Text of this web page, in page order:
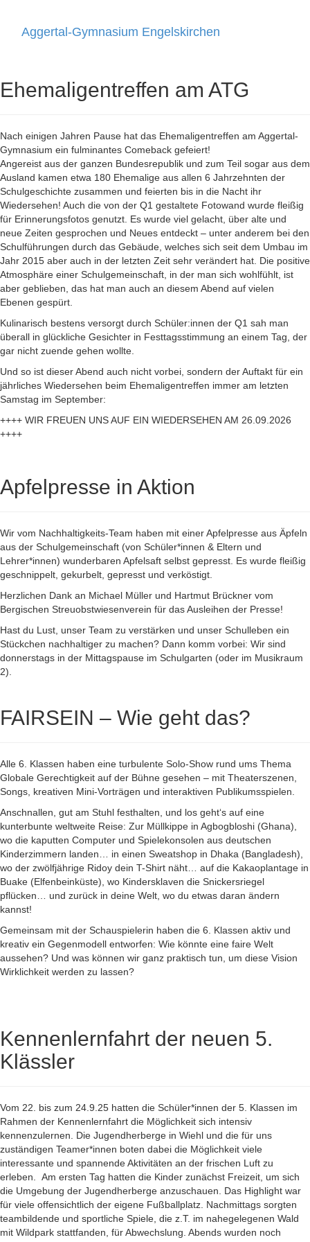
Aggertal-Gymnasium Engelskirchen
Ehemaligentreffen am ATG
Nach einigen Jahren Pause hat das Ehemaligentreffen am Aggertal-
Gymnasium ein fulminantes Comeback gefeiert!
Angereist aus der ganzen Bundesrepublik und zum Teil sogar aus dem
Ausland kamen etwa 180 Ehemalige aus allen 6 Jahrzehnten der
Schulgeschichte zusammen und feierten bis in die Nacht ihr
Wiedersehen! Auch die von der Q1 gestaltete Fotowand wurde fleißig
für Erinnerungsfotos genutzt. Es wurde viel gelacht, über alte und
neue Zeiten gesprochen und Neues entdeckt – unter anderem bei den
Schulführungen durch das Gebäude, welches sich seit dem Umbau im
Jahr 2015 aber auch in der letzten Zeit sehr verändert hat. Die positive
Atmosphäre einer Schulgemeinschaft, in der man sich wohlfühlt, ist
aber geblieben, das hat man auch an diesem Abend auf vielen
Ebenen gespürt.
Kulinarisch bestens versorgt durch Schüler:innen der Q1 sah man
überall in glückliche Gesichter in Festtagsstimmung an einem Tag, der
gar nicht zuende gehen wollte.
Und so ist dieser Abend auch nicht vorbei, sondern der Auftakt für ein
jährliches Wiedersehen beim Ehemaligentreffen immer am letzten
Samstag im September:
++++ WIR FREUEN UNS AUF EIN WIEDERSEHEN AM 26.09.2026
++++
Apfelpresse in Aktion
Wir vom Nachhaltigkeits-Team haben mit einer Apfelpresse aus Äpfeln
aus der Schulgemeinschaft (von Schüler*innen & Eltern und
Lehrer*innen) wunderbaren Apfelsaft selbst gepresst. Es wurde fleißig
geschnippelt, gekurbelt, gepresst und verköstigt.
Herzlichen Dank an Michael Müller und Hartmut Brückner vom
Bergischen Streuobstwiesenverein für das Ausleihen der Presse!
Hast du Lust, unser Team zu verstärken und unser Schulleben ein
Stückchen nachhaltiger zu machen? Dann komm vorbei: Wir sind
donnerstags in der Mittagspause im Schulgarten (oder im Musikraum
2).
FAIRSEIN – Wie geht das?
Alle 6. Klassen haben eine turbulente Solo-Show rund ums Thema
Globale Gerechtigkeit auf der Bühne gesehen – mit Theaterszenen,
Songs, kreativen Mini-Vorträgen und interaktiven Publikumsspielen.
Anschnallen, gut am Stuhl festhalten, und los geht‘s auf eine
kunterbunte weltweite Reise: Zur Müllkippe in Agbogbloshi (Ghana),
wo die kaputten Computer und Spielekonsolen aus deutschen
Kinderzimmern landen… in einen Sweatshop in Dhaka (Bangladesh),
wo der zwölfjährige Ridoy dein T-Shirt näht… auf die Kakaoplantage in
Buake (Elfenbeinküste), wo Kindersklaven die Snickersriegel
pflücken… und zurück in deine Welt, wo du etwas daran ändern
kannst!
Gemeinsam mit der Schauspielerin haben die 6. Klassen aktiv und
kreativ ein Gegenmodell entworfen: Wie könnte eine faire Welt
aussehen? Und was können wir ganz praktisch tun, um diese Vision
Wirklichkeit werden zu lassen?
Kennenlernfahrt der neuen 5.
Klässler
Vom 22. bis zum 24.9.25 hatten die Schüler*innen der 5. Klassen im
Rahmen der Kennenlernfahrt die Möglichkeit sich intensiv
kennenzulernen. Die Jugendherberge in Wiehl und die für uns
zuständigen Teamer*innen boten dabei die Möglichkeit viele
interessante und spannende Aktivitäten an der frischen Luft zu
erleben.
Am ersten Tag hatten die Kinder zunächst Freizeit, um sich
die Umgebung der Jugendherberge anzuschauen. Das Highlight war
für viele offensichtlich der eigene Fußballplatz. Nachmittags sorgten
teambildende und sportliche Spiele, die z.T. im nahegelegenen Wald
mit Wildpark stattfanden, für Abwechslung. Abends wurden noch